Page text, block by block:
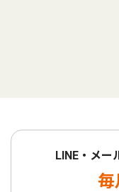
LINE・メー
毎